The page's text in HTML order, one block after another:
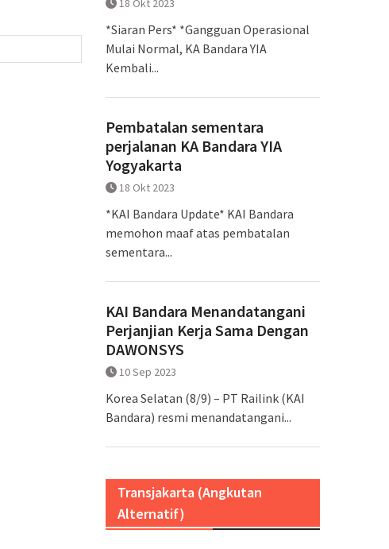
18 Okt 2023
*Siaran Pers* *Gangguan Operasional
Mulai Normal, KA Bandara YIA
Kembali...
Pembatalan sementara
perjalanan KA Bandara YIA
Yogyakarta
18 Okt 2023
*KAI Bandara Update* KAI Bandara
memohon maaf atas pembatalan
sementara...
KAI Bandara Menandatangani
Perjanjian Kerja Sama Dengan
DAWONSYS
10 Sep 2023
Korea Selatan (8/9) – PT Railink (KAI
Bandara) resmi menandatangani...
Transjakarta (Angkutan
Alternatif)